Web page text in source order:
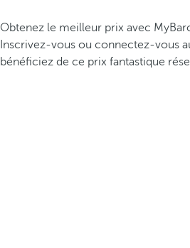
Obtenez le meilleur prix avec
Inscrivez-vous ou connectez-vous
bénéficiez de ce prix fantastique